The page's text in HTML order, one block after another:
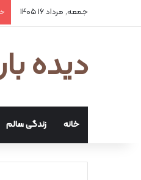
جمعه, مرداد ۱۶ ۱۴۰۵
دیده
خانه زندگی سالم